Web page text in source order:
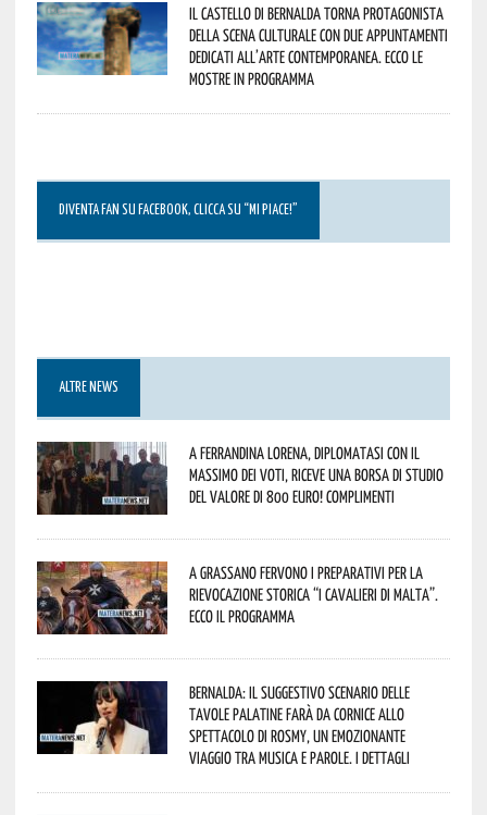
Il Castello di Bernalda torna protagonista
della scena culturale con due appuntamenti
dedicati all’arte contemporanea. Ecco le
mostre in programma
DIVENTA FAN SU FACEBOOK, CLICCA SU “MI PIACE!”
ALTRE NEWS
A Ferrandina Lorena, diplomatasi con il
massimo dei voti, riceve una borsa di studio
del valore di 800 euro! Complimenti
A Grassano fervono i preparativi per la
Rievocazione Storica “I CAVALIERI DI MALTA”.
Ecco il programma
Bernalda: il suggestivo scenario delle
Tavole Palatine farà da cornice allo
spettacolo di Rosmy, un emozionante
viaggio tra musica e parole. I dettagli